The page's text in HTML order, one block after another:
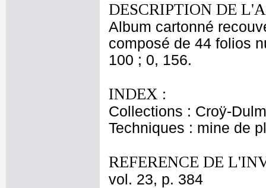
DESCRIPTION DE
Album cartonné
composé de 44 folios
100 ; 0, 156.
INDEX :
Collections : Croÿ-
Techniques : mine de
REFERENCE DE
vol. 23, p. 384